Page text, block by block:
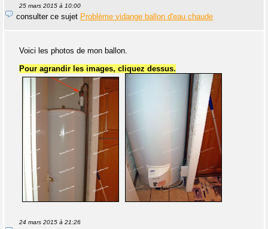
25 mars 2015 à 10:00
consulter ce sujet Problème vidange ballon d'eau chaude
Voici les photos de mon ballon.
Pour agrandir les images, cliquez dessus.
24 mars 2015 à 21:26